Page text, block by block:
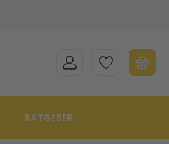
MEIN KONTOMEINE WUNSCHLISTE
RATGEBER